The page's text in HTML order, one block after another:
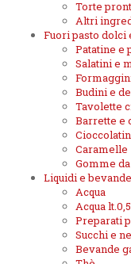
Torte
Altri
Fuori pasto dolci
Patatine e
Salatini e
Budini e
Tavolette
Barrette e
Caramelle
Gomme
Liquidi e bevande
Acqua
Acqua lt.0,5
Preparati
Succhi e
Bevande